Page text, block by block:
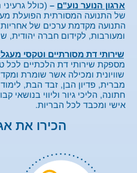
ארגון הנוער נוע"ם – (כולל
התנועה מקדמת ערכים של אחריות,
ומעורבות, לקידום חברה יהודית,
שירותי דת מסורתיים וטקסי
מספקת שירותי דת הלכתיים לכל
שוויונית ומכילה אשר שומרת
מברית, פדיון הבן, זבד הבת,
חתונה, הליכי גיור וליווי בנושאי
אישי ומכבד לכל הבריות.
הכירו את